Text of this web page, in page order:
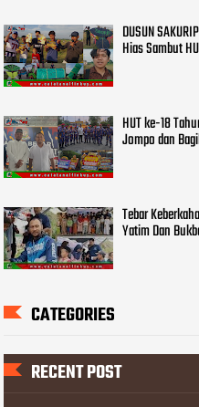
DUSUN
Hias Sambut
HUT ke-18
Jompo dan
Tebar
Yatim Dan
CATEGORIES
RECENT POST